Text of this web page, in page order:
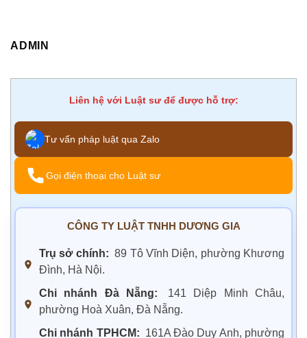
ADMIN
Liên hệ với Luật sư để được hỗ trợ:
Tư vấn pháp luật qua Zalo
Gọi điện thoại cho Luật sư
CÔNG TY LUẬT TNHH DƯƠNG GIA
Trụ sở chính: 89 Tô Vĩnh Diện, phường Khương
Đình, Hà Nội.
Chi nhánh Đà Nẵng:
141 Diệp Minh Châu,
phường Hoà Xuân, Đà Nẵng.
Chi nhánh TPHCM: 161A Đào Duy Anh, phường